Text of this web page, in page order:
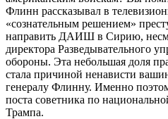
Флинн рассказывал в
«сознательным решением»
направить ДАИШ в Сирию,
директора Разведывательного
обороны. Эта небольшая доля
стала причиной ненависти
генералу Флинну. Именно
поста советника по
Трампа.